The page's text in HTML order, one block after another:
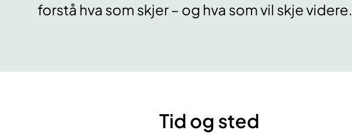
forstå hva som skjer – og hva som vil skje videre.
Tid og sted